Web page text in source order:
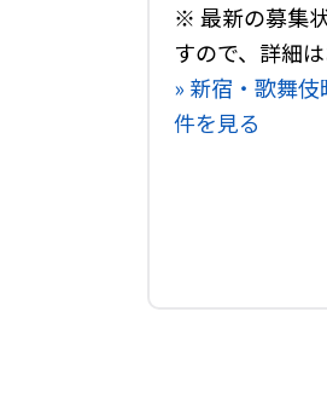
※ 最新の募集
すので、詳細
» 新宿・歌舞
件を見る